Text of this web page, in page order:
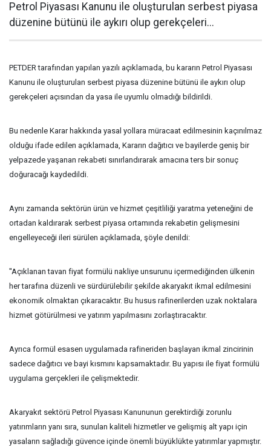
Petrol Piyasası Kanunu ile oluşturulan serbest piyasa
düzenine bütünü ile aykırı olup gerekçeleri...
PETDER tarafından yapılan yazılı açıklamada, bu kararın Petrol Piyasası
Kanunu ile oluşturulan serbest piyasa düzenine bütünü ile aykırı olup
gerekçeleri açısından da yasa ile uyumlu olmadığı bildirildi.
Bu nedenle Karar hakkında yasal yollara müracaat edilmesinin kaçınılmaz
olduğu ifade edilen açıklamada, Kararın dağıtıcı ve bayilerde geniş bir
yelpazede yaşanan rekabeti sınırlandırarak amacına ters bir sonuç
doğuracağı kaydedildi.
Aynı zamanda sektörün ürün ve hizmet çeşitliliği yaratma yeteneğini de
ortadan kaldırarak serbest piyasa ortamında rekabetin gelişmesini
engelleyeceği ileri sürülen açıklamada, şöyle denildi:
''Açıklanan tavan fiyat formülü nakliye unsurunu içermediğinden ülkenin
her tarafına düzenli ve sürdürülebilir şekilde akaryakıt ikmal edilmesini
ekonomik olmaktan çıkaracaktır. Bu husus rafinerilerden uzak noktalara
hizmet götürülmesi ve yatırım yapılmasını zorlaştıracaktır.
Ayrıca formül esasen uygulamada rafineriden başlayan ikmal zincirinin
sadece dağıtıcı ve bayi kısmını kapsamaktadır. Bu yapısı ile fiyat formülü
uygulama gerçekleri ile çelişmektedir.
Akaryakıt sektörü Petrol Piyasası Kanununun gerektirdiği zorunlu
yatırımların yanı sıra, sunulan kaliteli hizmetler ve gelişmiş alt yapı için
yasaların sağladığı güvence içinde önemli büyüklükte yatırımlar yapmıştır.